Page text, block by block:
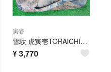
寅壱
雪駄 虎寅壱TORAICHI27 cm綺麗な音がするセッタです。
¥3,770